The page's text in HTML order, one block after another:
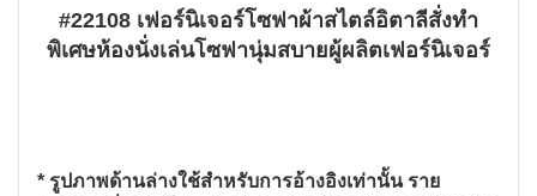
#22108 เฟอร์นิเจอร์โซฟาผ้าสไตล์อิตาลีสั่งทำ
พิเศษห้องนั่งเล่นโซฟานุ่มสบายผู้ผลิตเฟอร์นิเจอร์
* รูปภาพด้านล่างใช้สำหรับการอ้างอิงเท่านั้น ราย